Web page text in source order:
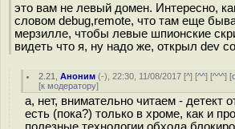
это вам не левый домен. Интересно,
словом debug,remote, что там еще
мерзилле, чтобы левые шпионские
видеть что я, ну надо же, открыл dev
2.21 ,Аноним (-), 22:30, 11/08/2017 [^] [^^] [^^^] [
[к модератору]
а, нет, внимательно читаем - детект
есть (пока?) только в хроме, как и